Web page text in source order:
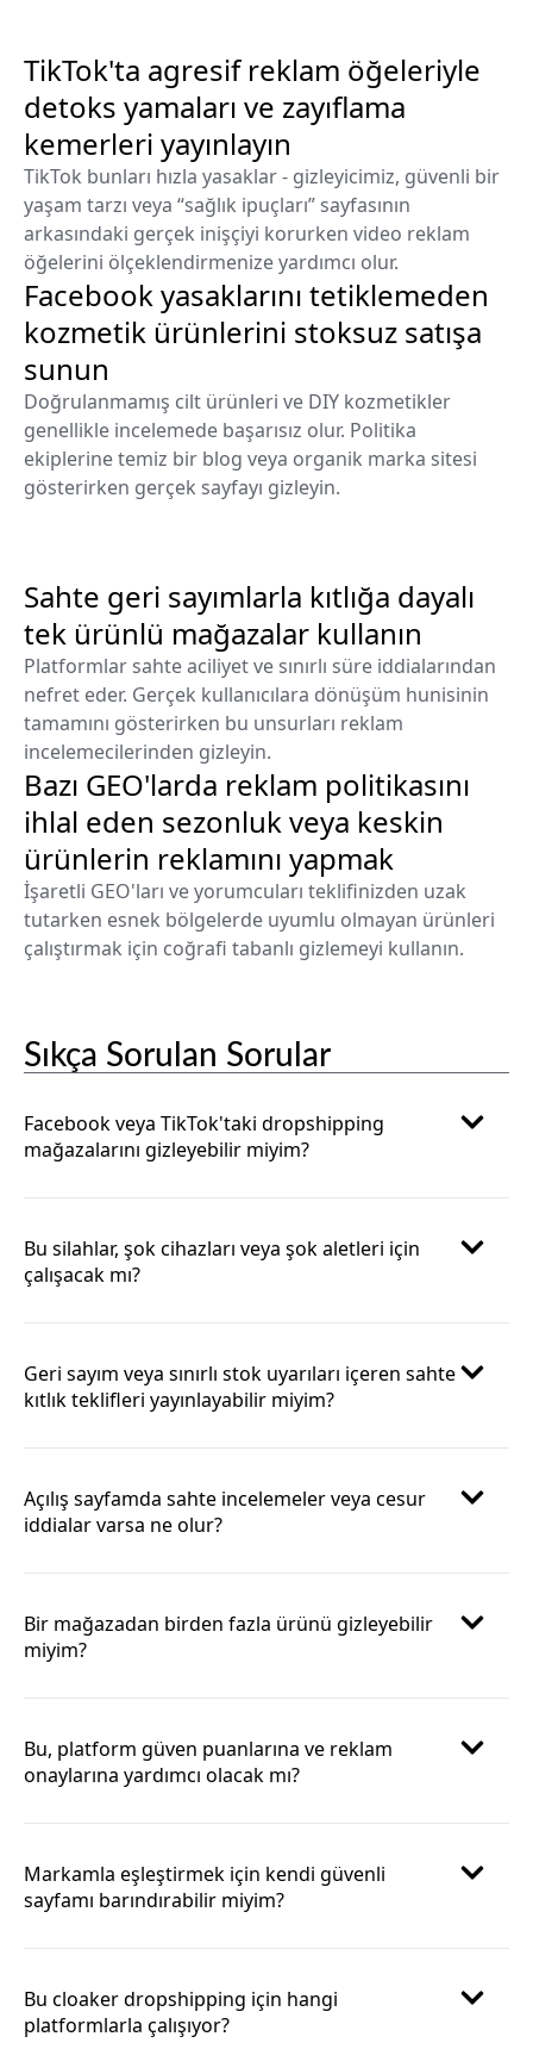
TikTok'ta agresif reklam öğeleriyle
detoks yamaları ve zayıflama
kemerleri yayınlayın
TikTok bunları hızla yasaklar - gizleyicimiz, güvenli bir
yaşam tarzı veya “sağlık ipuçları” sayfasının
arkasındaki gerçek inişçiyi korurken video reklam
öğelerini ölçeklendirmenize yardımcı olur.
Facebook yasaklarını tetiklemeden
kozmetik ürünlerini stoksuz satışa
sunun
Doğrulanmamış cilt ürünleri ve DIY kozmetikler
genellikle incelemede başarısız olur. Politika
ekiplerine temiz bir blog veya organik marka sitesi
gösterirken gerçek sayfayı gizleyin.
Sahte geri sayımlarla kıtlığa dayalı
tek ürünlü mağazalar kullanın
Platformlar sahte aciliyet ve sınırlı süre iddialarından
nefret eder. Gerçek kullanıcılara dönüşüm hunisinin
tamamını gösterirken bu unsurları reklam
incelemecilerinden gizleyin.
Bazı GEO'larda reklam politikasını
ihlal eden sezonluk veya keskin
ürünlerin reklamını yapmak
İşaretli GEO'ları ve yorumcuları teklifinizden uzak
tutarken esnek bölgelerde uyumlu olmayan ürünleri
çalıştırmak için coğrafi tabanlı gizlemeyi kullanın.
Sıkça Sorulan Sorular
Facebook veya TikTok'taki dropshipping
mağazalarını gizleyebilir miyim?
Bu silahlar, şok cihazları veya şok aletleri için
çalışacak mı?
Geri sayım veya sınırlı stok uyarıları içeren sahte
kıtlık teklifleri yayınlayabilir miyim?
Açılış sayfamda sahte incelemeler veya cesur
iddialar varsa ne olur?
Bir mağazadan birden fazla ürünü gizleyebilir
miyim?
Bu, platform güven puanlarına ve reklam
onaylarına yardımcı olacak mı?
Markamla eşleştirmek için kendi güvenli
sayfamı barındırabilir miyim?
Bu cloaker dropshipping için hangi
platformlarla çalışıyor?